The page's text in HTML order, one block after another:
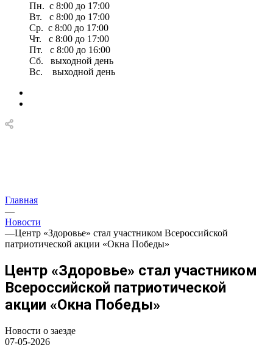
Пн. с 8:00 до 17:00
Вт. с 8:00 до 17:00
Ср. с 8:00 до 17:00
Чт. с 8:00 до 17:00
Пт. с 8:00 до 16:00
Сб. выходной день
Вс. выходной день
Главная
—
Новости
—Центр «Здоровье» стал участником Всероссийской
патриотической акции «Окна Победы»
Центр «Здоровье» стал участником
Всероссийской патриотической
акции «Окна Победы»
Новости о заезде
07-05-2026